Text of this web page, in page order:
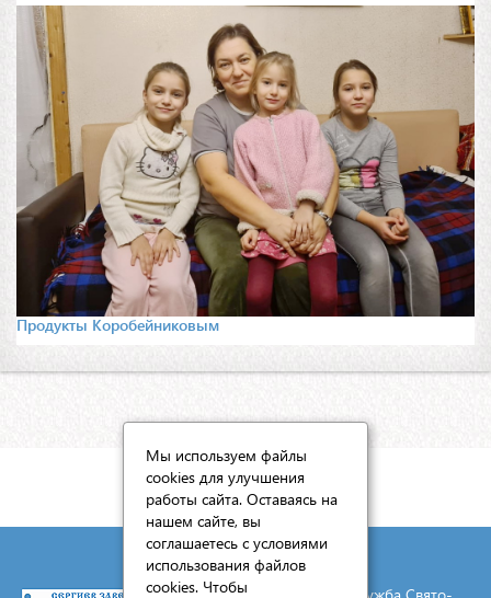
Продукты Коробейниковым
КАРТА САЙТА
Мы используем файлы
cookies для улучшения
работы сайта. Оставаясь на
нашем сайте, вы
соглашаетесь с условиями
использования файлов
cookies. Чтобы